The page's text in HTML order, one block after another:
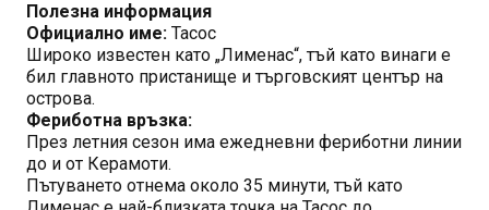
Полезна информация
Официално име: Тасос
Широко известен като „Лименас“, тъй като винаги е
бил главното пристанище и търговският център на
острова.
Фериботна връзка:
През летния сезон има ежедневни фериботни линии
до и от Керамоти.
Пътуването отнема около 35 минути, тъй като